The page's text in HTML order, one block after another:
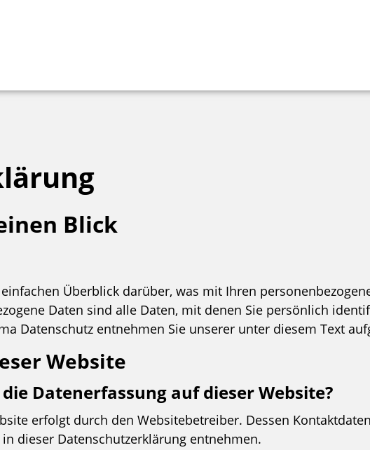
Blick
Überblick darüber, was mit Ihren
Daten sind alle Daten, mit denen Sie persönlich
Datenschutz entnehmen Sie unserer unter diesem Text
Website
Datenerfassung auf dieser Website?
erfolgt durch den Websitebetreiber. Dessen
dieser Datenschutzerklärung entnehmen.